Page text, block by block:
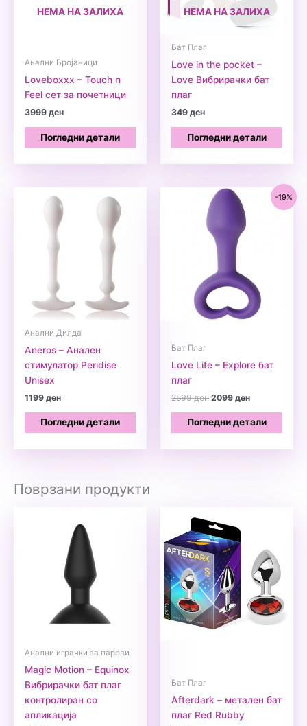
НЕМА НА ЗАЛИХА
Анални Бројаници
Loveboxxx – Touch n
Feel сет за почетници
3999ден
Погледни детали
НЕМА НА ЗАЛИХА
Бат Плаг
Love in the pocket –
Love Вибрирачки бат
плаг
349ден
Погледни детали
Анални Дилда
Aneros – Анален
стимулатор Peridise
Unisex
1199ден
Погледни детали
-19%
Бат Плаг
Love Life – Explore бат
плаг
2599денOriginal
was:
2599 ден.
2099денCurrent
is:
Погледни детали
Поврзани продукти
Анални играчки за парови
Magic Motion – Equinox
Вибрирачки бат плаг
контролиран со
апликација
Бат Плаг
Afterdark – метален бат
плаг Red Rubby